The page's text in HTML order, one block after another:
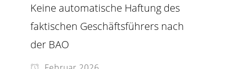
Keine automatische Haftung des
faktischen Geschäftsführers nach
der BAO